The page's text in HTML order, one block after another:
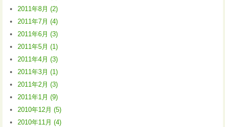
2011年8月 (2)
2011年7月 (4)
2011年6月 (3)
2011年5月 (1)
2011年4月 (3)
2011年3月 (1)
2011年2月 (3)
2011年1月 (9)
2010年12月 (5)
2010年11月 (4)